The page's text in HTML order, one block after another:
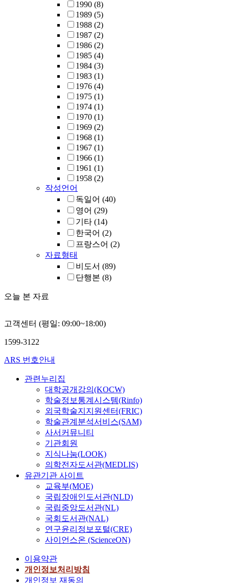
1990 (8)
1989 (5)
1988 (2)
1987 (2)
1986 (2)
1985 (4)
1984 (3)
1983 (1)
1976 (4)
1975 (1)
1974 (1)
1970 (1)
1969 (2)
1968 (1)
1967 (1)
1966 (1)
1961 (1)
1958 (2)
작성언어
독일어 (40)
영어 (29)
기타 (14)
한국어 (2)
프랑스어 (2)
자료형태
비도서 (89)
단행본 (8)
오늘 본 자료
고객센터 (평일: 09:00~18:00)
1599-3122
ARS 번호안내
관련누리집
대학공개강의(KOCW)
학술정보통계시스템(Rinfo)
외국학술지지원센터(FRIC)
학술관계분석서비스(SAM)
사서커뮤니티
기관회원
지식나눔(LOOK)
의학전자도서관(MEDLIS)
유관기관 사이트
교육부(MOE)
국립장애인도서관(NLD)
국립중앙도서관(NL)
국회도서관(NAL)
연구윤리정보포털(CRE)
사이언스온 (ScienceON)
이용약관
개인정보처리방침
개인정보 재동의